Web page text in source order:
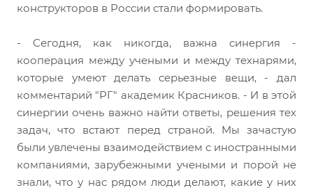
конструкторов в России стали формировать.
- Сегодня, как никогда, важна синергия -
кооперация между учеными и между технарями,
которые умеют делать серьезные вещи, - дал
комментарий "РГ" академик Красников. - И в этой
синергии очень важно найти ответы, решения тех
задач, что встают перед страной. Мы зачастую
были увлечены взаимодействием с иностранными
компаниями, зарубежными учеными и порой не
знали, что у нас рядом люди делают, какие у них